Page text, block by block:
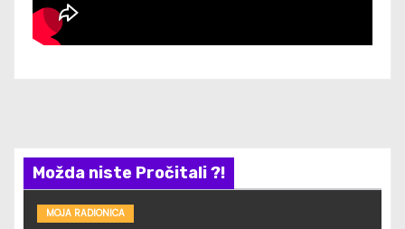
Možda niste Pročitali ?!
MOJA RADIONICA